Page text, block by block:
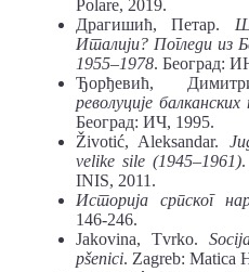
Polare, 2019.
Драгишић, Петар.
Италији? Погледи из
1955–1978. Београд:
Ђорђевић,
револуције
Београд: ИЧ, 1995.
Životić, Aleksandar.
velike sile (1945–1961).
INIS, 2011.
Историја српског
146-246.
Jakovina, Tvrko.
pšenici. Zagreb: Matica